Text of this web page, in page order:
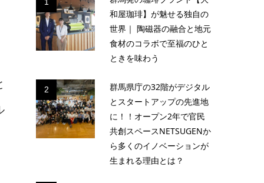
和屋珈琲】が魅せる独自の
世界｜ 陶磁器の融合と地元
食材のコラボで至福のひと
ときを味わう
2
群馬県庁の32階がデジタル
とスタートアップの先進地
に！！オープン2年で官民
共創スペースNETSUGENか
ら多くのイノベーションが
生まれる理由とは？